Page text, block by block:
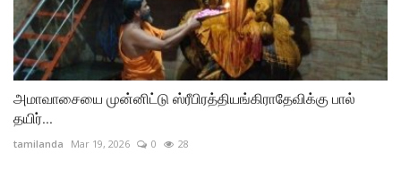
அமாவாசையை முன்னிட்டு ஸ்ரீபிரத்தியங்கிராதேவிக்கு பால்
தயிர்...
tamilanda Mar 19, 2026 0 28